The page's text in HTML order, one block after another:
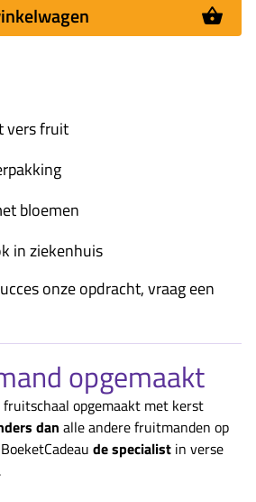
vers fruit
bloemen
in ziekenhuis
onze opdracht, vraag een
opgemaakt
opgemaakt met kerst
dan alle andere fruitmanden op
de specialist in verse